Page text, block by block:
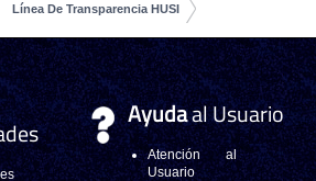
Línea De Transparencia HUSI
Ayudaal Usuario
Atención al
Usuario